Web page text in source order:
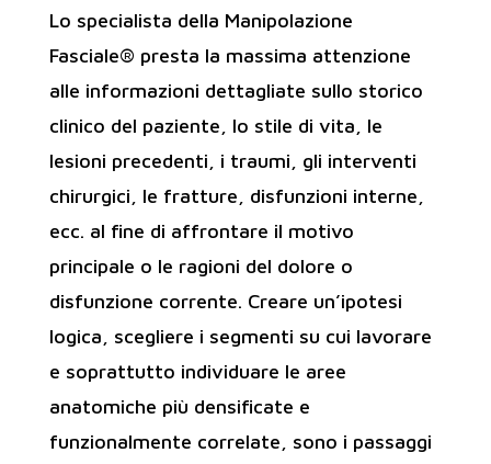
Lo specialista della Manipolazione
Fasciale® presta la massima attenzione
alle informazioni dettagliate sullo storico
clinico del paziente, lo stile di vita, le
lesioni precedenti, i traumi, gli interventi
chirurgici, le fratture, disfunzioni interne,
ecc. al fine di affrontare il motivo
principale o le ragioni del dolore o
disfunzione corrente. Creare un’ipotesi
logica, scegliere i segmenti su cui lavorare
e soprattutto individuare le aree
anatomiche più densificate e
funzionalmente correlate, sono i passaggi